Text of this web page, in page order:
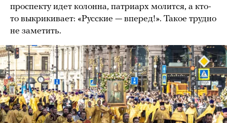
проспекту идет колонна, патриарх молится, а кто-
то выкрикивает: «Русские — вперед!». Такое трудно
не заметить.